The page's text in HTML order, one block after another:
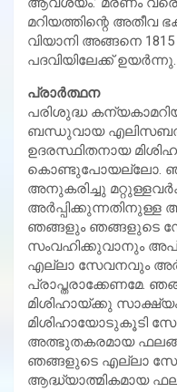
മറിയത്തിന്റെ അതീവ
വിയാനി അങ്ങനെ
പദവിയിലേക്ക് ഉയര്‍ന്നു.
പ്രാര്‍ത്ഥന
പരിശുദ്ധ
ബന്ധുവായ
ഉദരസ്ഥിതനായ
കൊണ്ടുപോയല്ലോ.
അനുകരിച്ചു
ഞങ്ങളും ഞങ്ങളുടെ
സംവഹിക്കുവാനും
എല്ലാ സേവനവും
പ്രാപ്തരാക്കേണമേ.
മിശിഹായ്ക്കു
മിശിഹായോടുകൂടി
അത്ഭുതകരമായ
ഞങ്ങളുടെ എല്ലാ
ആദ്ധ്യാത്മികമായ